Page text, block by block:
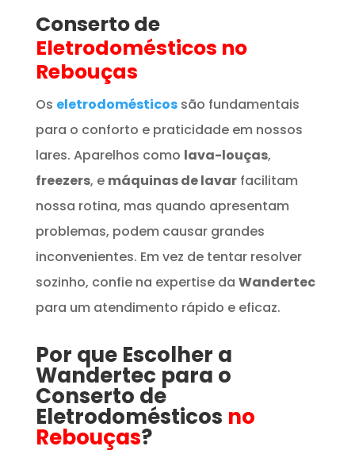
Conserto de
Eletrodomésticos no
Rebouças
Os eletrodomésticos são fundamentais
para o conforto e praticidade em nossos
lares. Aparelhos como lava-louças,
freezers, e máquinas de lavarfacilitam
nossa rotina, mas quando apresentam
problemas, podem causar grandes
inconvenientes. Em vez de tentar resolver
sozinho, confie na expertise da Wandertec
para um atendimento rápido e eficaz.
Por que Escolher a
Wandertec para o
Conserto de
Eletrodomésticos no
Rebouças?